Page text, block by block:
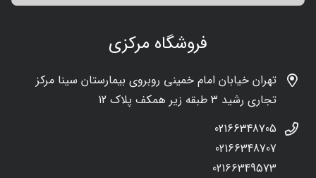
فروشگاه مرکزی
تهران خیابان امام خمینی روبروی بیمارستان سینا مرکز
تجاری رشید 3 طبقه زیر همکف پلاک 12
02166348705
02166348707
02166349573